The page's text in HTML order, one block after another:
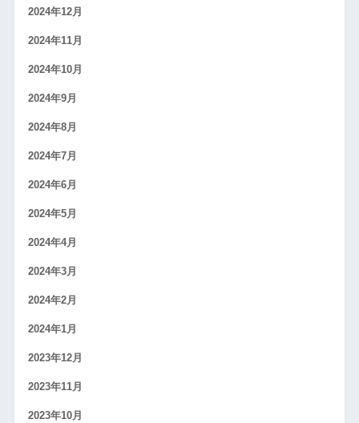
2024年12月
2024年11月
2024年10月
2024年9月
2024年8月
2024年7月
2024年6月
2024年5月
2024年4月
2024年3月
2024年2月
2024年1月
2023年12月
2023年11月
2023年10月